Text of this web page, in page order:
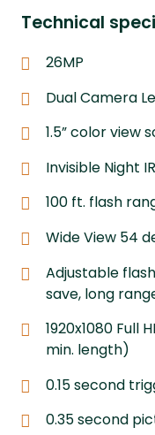
Technical
26MP
Dual Camera
1.5” color view
Invisible Night
100 ft. flash
Wide View 54
Adjustable
save, long
1920x1080 Full
min. length)
0.15 second
0.35 second